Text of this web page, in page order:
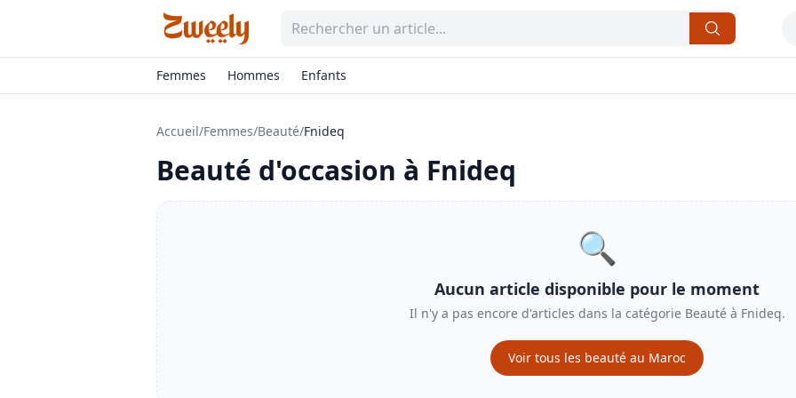
Femmes Hommes Enfants
Accueil/Femmes/Beauté/Fnideq
Beauté d'occasion à Fnideq
🔍
Aucun article disponible pour le moment
Il n'y a pas encore d'articles dans la catégorie Beautéà Fnideq.
Voir tous les beauté au Maroc